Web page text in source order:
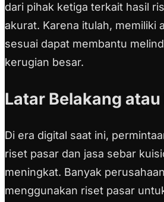
dari pihak ketiga terkait hasil
akurat. Karena itulah, memiliki
sesuai dapat membantu
kerugian besar.
Latar Belakang
Di era digital saat ini,
riset pasar dan jasa sebar
meningkat. Banyak
menggunakan riset pasar